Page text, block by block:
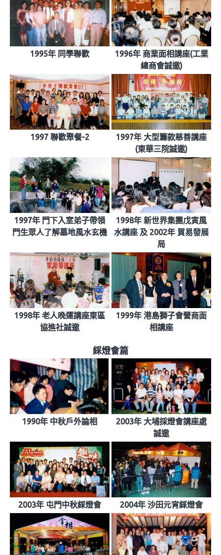
1995年 同學聯歡
1996年 商業面相講座(工業
總商會誠邀)
1997 聯歡聚餐-2
1997年 大型籌款慈善講座
(東華三院誠邀)
1997年 門下入室弟子帶領
門生眾人了解墓地風水玄機
1998年 新世界集團戊寅風
水講座 及 2002年 貿易發展
局
1998年 老人晚運講座東區
協進社誠邀
1999年 港島獅子會營商面
相講座
綵燈會篇
1990年 中秋戶外論相
2003年 大埔採燈會講座處
誠邀
2003年 屯門中秋綵燈會 2004年 沙田元宵綵燈會